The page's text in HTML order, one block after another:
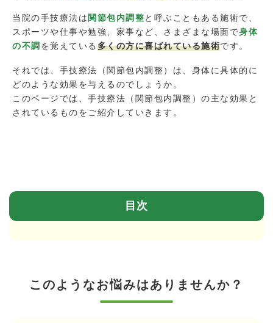
当院の手技療法は 関節包内調整と呼ぶこともある施術で、
スポーツや仕事や勉強、家事など、さまざまな場面で身体
の不調 を覚えている 多くの方に喜ばれている施術です。
それでは、手技療法（関節包内調整）は、身体に具体的に
どのような効果を与えるのでしょうか。
このページでは、手技療法（関節包内調整）の主な効果と
されているものをご紹介していきます。
目次
このようなお悩みはありませんか？